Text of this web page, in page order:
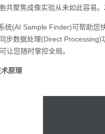
聚焦成像实验从未如此容易。
(AI Sample Finder)可帮助您快
步数据处理(Direct
让您随时掌控全局。
原理